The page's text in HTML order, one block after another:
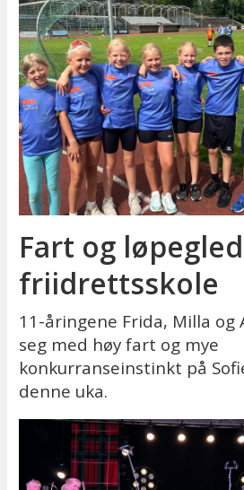
Fart og
friidrettsskole
11-åringene Frida, Milla og
seg med høy fart og mye
konkurranseinstinkt på
denne uka.